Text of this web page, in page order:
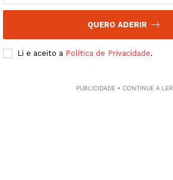
Publicidade
Quero ser Assinante
QUERO ADERIR
Li e aceito a Política de Privacidade.
PUBLICIDADE • CONTINUE A LER